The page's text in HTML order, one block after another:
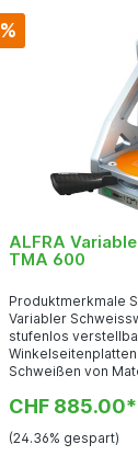
%
ALFRA
TMA 600
Produktmerkmale
Variabler Schweisswinkel: Von
stufenlos
Schweißen von
Schnellspanner
unterschiedlichen
CHF 885.00*
(24.36% gespart)